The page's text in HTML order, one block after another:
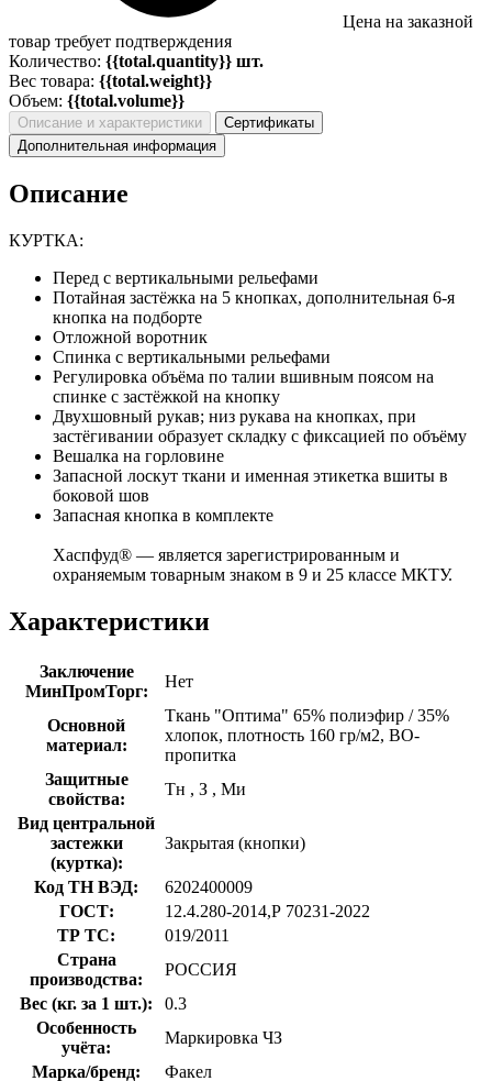
Цена на заказной
товар требует подтверждения
Количество: {{total.quantity}} шт.
Вес товара: {{total.weight}}
Объем: {{total.volume}}
Описание и характеристики
Сертификаты
Дополнительная информация
Описание
КУРТКА:
Перед с вертикальными рельефами
Потайная застёжка на 5 кнопках, дополнительная 6-я
кнопка на подборте
Отложной воротник
Спинка с вертикальными рельефами
Регулировка объёма по талии вшивным поясом на
спинке с застёжкой на кнопку
Двухшовный рукав; низ рукава на кнопках, при
застёгивании образует складку с фиксацией по объёму
Вешалка на горловине
Запасной лоскут ткани и именная этикетка вшиты в
боковой шов
Запасная кнопка в комплекте
Хаспфуд® — является зарегистрированным и
охраняемым товарным знаком в 9 и 25 классе МКТУ.
Характеристики
Заключение
МинПромТорг:
Нет
Основной
материал:
Ткань "Оптима" 65% полиэфир / 35%
хлопок, плотность 160 гр/м2, ВО-
пропитка
Защитные
свойства:
Тн , З , Ми
Вид центральной
застежки
(куртка):
Закрытая (кнопки)
Код ТН ВЭД:
6202400009
ГОСТ:
12.4.280-2014,Р 70231-2022
ТР ТС:
019/2011
Страна
производства:
РОССИЯ
Вес (кг. за 1 шт.):
0.3
Особенность
учёта:
Маркировка ЧЗ
Марка/бренд:
Факел